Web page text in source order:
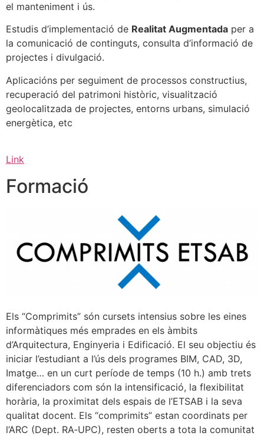
el manteniment i ús.
Estudis d’implementació de Realitat Augmentada per a
la comunicació de continguts, consulta d’informació de
projectes i divulgació.
Aplicacións per seguiment de processos constructius,
recuperació del patrimoni històric, visualització
geolocalitzada de projectes, entorns urbans, simulació
energètica, etc
Link
Formació
Els “Comprimits” són cursets intensius sobre les eines
informàtiques més emprades en els àmbits
d’Arquitectura, Enginyeria i Edificació. El seu objectiu és
iniciar l’estudiant a l’ús dels programes BIM, CAD, 3D,
Imatge… en un curt període de temps (10 h.) amb trets
diferenciadors com són la intensificació, la flexibilitat
horària, la proximitat dels espais de l’ETSAB i la seva
qualitat docent. Els “comprimits” estan coordinats per
l’ARC (Dept. RA‐UPC), resten oberts a tota la comunitat